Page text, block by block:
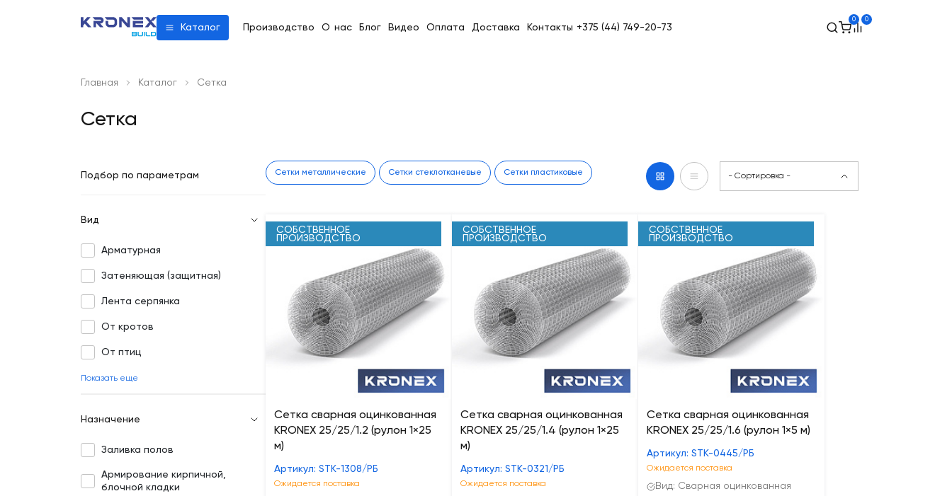
Каталог Производство О нас Блог Видео Оплата Доставка Контакты +375 (44) 749-20-73
0 0
Главная Каталог Сетка
Сетка
Подбор по параметрам
Вид
Арматурная
Затеняющая (защитная)
Лента серпянка
От кротов
От птиц
Показать еще
Назначение
Заливка полов
Армирование кирпичной,
блочной кладки
Сетки металлические Сетки стеклотканевые Сетки пластиковые - Сортировка -
СОБСТВЕННОЕ
ПРОИЗВОДСТВО
Сетка сварная оцинкованная
KRONEX 25/25/1.2 (рулон 1×25
м)
Артикул: STK-1308/РБ
Ожидается поставка
СОБСТВЕННОЕ
ПРОИЗВОДСТВО
Сетка сварная оцинкованная
KRONEX 25/25/1.4 (рулон 1×25
м)
Артикул: STK-0321/РБ
Ожидается поставка
СОБСТВЕННОЕ
ПРОИЗВОДСТВО
Сетка сварная оцинкованная
KRONEX 25/25/1.6 (рулон 1×5 м)
Артикул: STK-0445/РБ
Ожидается поставка
Вид: Сварная оцинкованная